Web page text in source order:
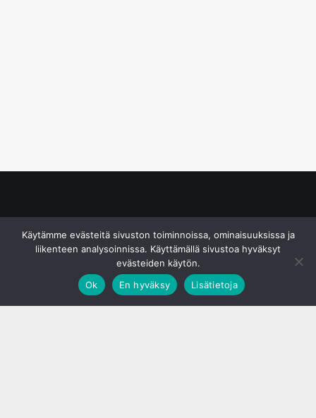
Käytämme evästeitä sivuston toiminnoissa, ominaisuuksissa ja
liikenteen analysoinnissa. Käyttämällä sivustoa hyväksyt
evästeiden käytön.
Ok
En hyväksy Lisätietoja